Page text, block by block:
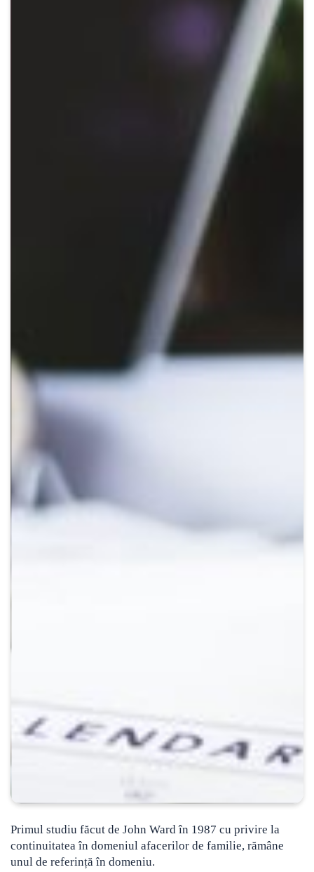
Primul studiu făcut de John Ward în 1987 cu privire la
continuitatea în domeniul afacerilor de familie, rămâne
unul de referință în domeniu.